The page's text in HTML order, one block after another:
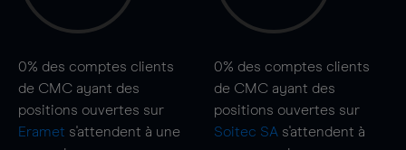
0% des comptes clients
de CMC ayant des
positions ouvertes sur
Eramet s'attendent à une
0% des comptes clients
de CMC ayant des
positions ouvertes sur
Soitec SA s'attendent à